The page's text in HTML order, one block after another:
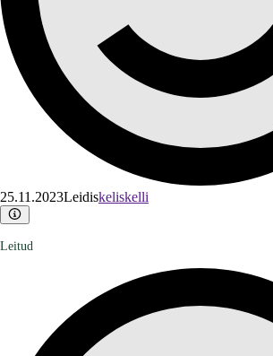
25.11.2023Leidiskeliskelli
Leitud